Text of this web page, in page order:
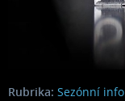
Rubrika: Sezónní info